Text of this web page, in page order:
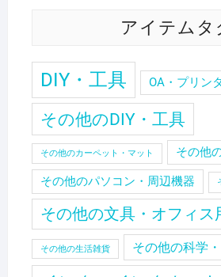
アイテムタ
DIY・工具 OA・プリン
その他のDIY・工具
その他のカーペット・マット その他
その他のパソコン・周辺機器
その他の文具・オフィス
その他の生活雑貨 その他の科学